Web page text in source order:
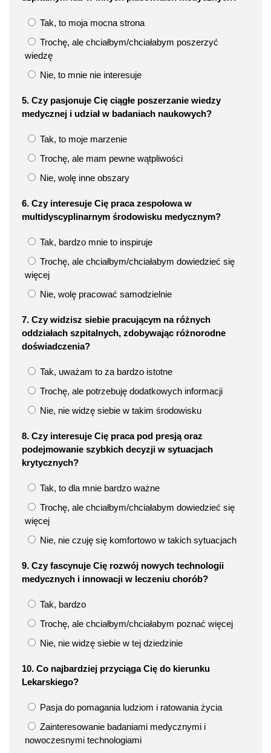
Tak, to moja mocna strona
Trochę, ale chciałbym/chciałabym poszerzyć
wiedzę
Nie, to mnie nie interesuje
5. Czy pasjonuje Cię ciągłe poszerzanie wiedzy
medycznej i udział w badaniach naukowych?
Tak, to moje marzenie
Trochę, ale mam pewne wątpliwości
Nie, wolę inne obszary
6. Czy interesuje Cię praca zespołowa w
multidyscyplinarnym środowisku medycznym?
Tak, bardzo mnie to inspiruje
Trochę, ale chciałbym/chciałabym dowiedzieć się
więcej
Nie, wolę pracować samodzielnie
7. Czy widzisz siebie pracującym na różnych
oddziałach szpitalnych, zdobywając różnorodne
doświadczenia?
Tak, uważam to za bardzo istotne
Trochę, ale potrzebuję dodatkowych informacji
Nie, nie widzę siebie w takim środowisku
8. Czy interesuje Cię praca pod presją oraz
podejmowanie szybkich decyzji w sytuacjach
krytycznych?
Tak, to dla mnie bardzo ważne
Trochę, ale chciałbym/chciałabym dowiedzieć się
więcej
Nie, nie czuję się komfortowo w takich sytuacjach
9. Czy fascynuje Cię rozwój nowych technologii
medycznych i innowacji w leczeniu chorób?
Tak, bardzo
Trochę, ale chciałbym/chciałabym poznać więcej
Nie, nie widzę siebie w tej dziedzinie
10. Co najbardziej przyciąga Cię do kierunku
Lekarskiego?
Pasja do pomagania ludziom i ratowania życia
Zainteresowanie badaniami medycznymi i
nowoczesnymi technologiami